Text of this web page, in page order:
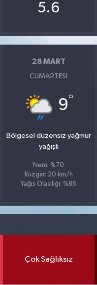
5.6
28 MART
CUMARTESI
9°
Bölgesel düzensiz yağmur
yağışlı
Nem: %70
Rüzgar: 20 km/h
Yağış Olasılığı: %86
Çok Sağlıksız